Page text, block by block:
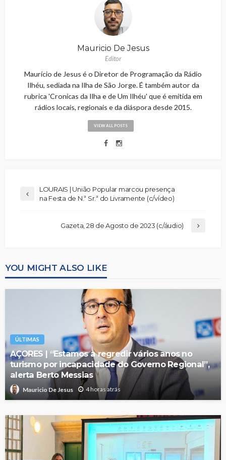
Mauricio De Jesus
Editor
Maurício de Jesus é o Diretor de Programação da Rádio
Ilhéu, sediada na Ilha de São Jorge. É também autor da
rubrica 'Cronicas da Ilha e de Um Ilhéu' que é emitida em
rádios locais, regionais e da diáspora desde 2015.
VIEW ALL POSTS
LOURAIS | União Popular marcou presença
na Festa de N.ª Sr.ª do Livramente (c/vídeo)
Gazeta, 28 de Agosto de 2023 (c/áudio)
YOU MIGHT ALSO LIKE
ÚLTIMAS
AÇORES | “Estamos a regredir vários anos no
turismo por incapacidade do Governo Regional”,
alerta Berto Messias
Mauricio De Jesus 4 horas atrás